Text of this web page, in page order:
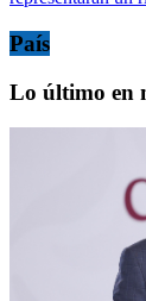
País
Lo último en